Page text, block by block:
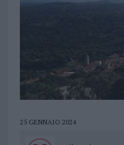
25 GENNAIO 2024